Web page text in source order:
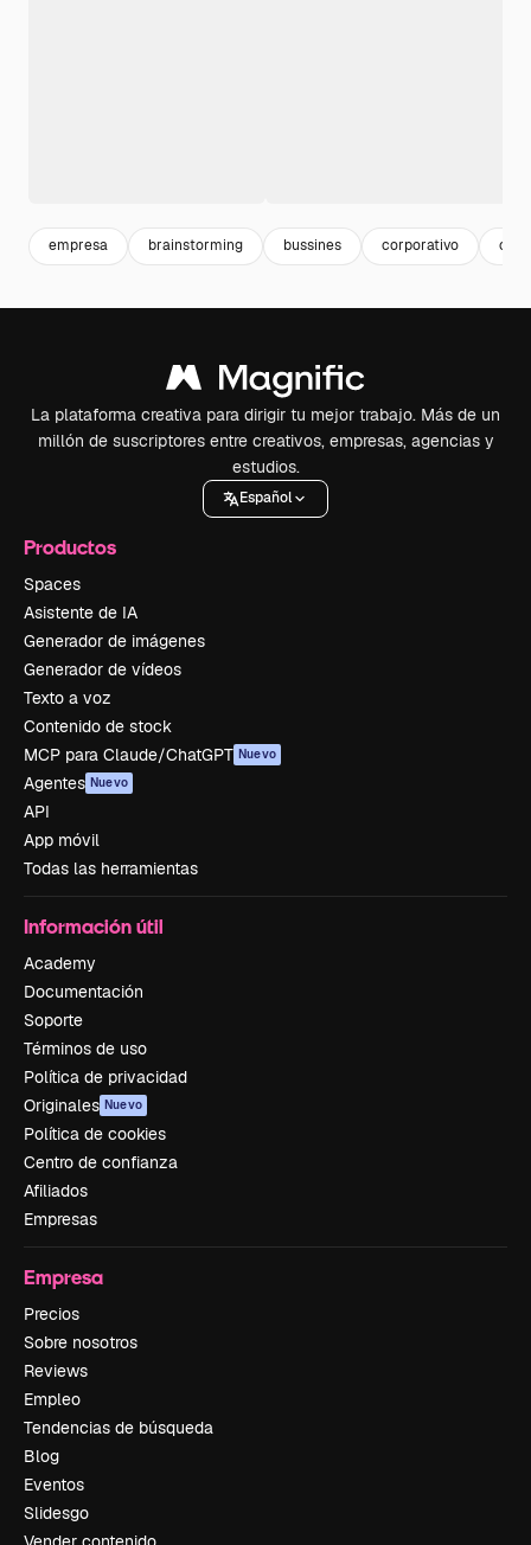
empresa brainstorming bussines corporativo
La plataforma creativa para dirigir tu mejor trabajo. Más de un
millón de suscriptores entre creativos, empresas, agencias y
estudios.
Español
Productos
Spaces
Asistente de IA
Generador de imágenes
Generador de vídeos
Texto a voz
Contenido de stock
MCP para Claude/ChatGPT Nuevo
Agentes Nuevo
API
App móvil
Todas las herramientas
Información útil
Academy
Documentación
Soporte
Términos de uso
Política de privacidad
Originales Nuevo
Política de cookies
Centro de confianza
Afiliados
Empresas
Empresa
Precios
Sobre nosotros
Reviews
Empleo
Tendencias de búsqueda
Blog
Eventos
Slidesgo